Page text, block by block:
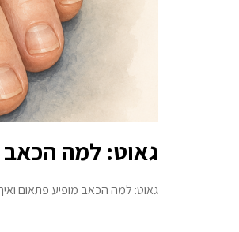
גאוט: למה הכאב
גאוט: למה הכאב מופיע פתאום